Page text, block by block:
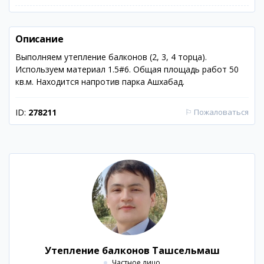
Описание
Выполняем утепление балконов (2, 3, 4 торца).
Используем материал 1.5#6. Общая площадь работ 50
кв.м. Находится напротив парка Ашхабад.
ID: 278211 ⚐ Пожаловаться
Утепление балконов Ташсельмаш